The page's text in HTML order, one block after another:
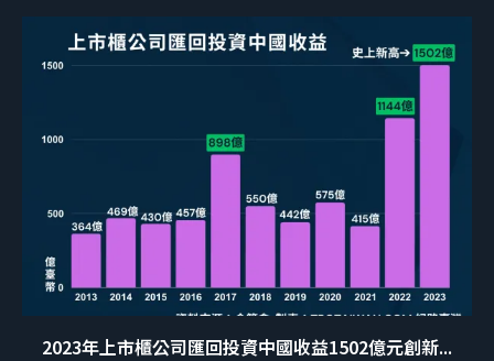
2023年上市櫃公司匯回投資中國收益1502億元創新...